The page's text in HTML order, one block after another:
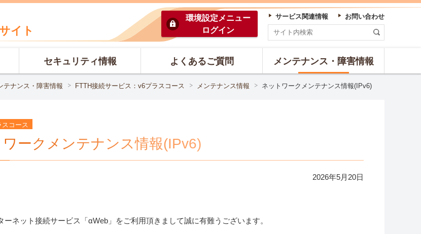
イト
環境設定 メニュー
ログイン
セキュリティ情報 よくあるご質問 メンテナンス・障害情報
サービス関連情報 お問い合わせ
テナンス・障害情報 FTTH接続サービス：v6プラスコース メンテナンス情報 ネットワークメンテナンス情報(IPv6)
スコース
ークメンテナンス情報(IPv6)
2026年5月 20日
ーネット接続サービス「αWeb」をご利用頂きまして誠に有難うございます。